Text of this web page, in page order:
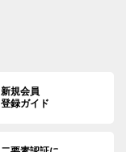
新規会員
登録ガイド